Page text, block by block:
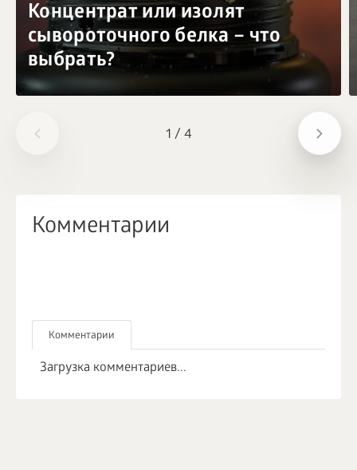
1 / 4
Концентрат или изолят
сывороточного белка – что
выбрать?
Комментарии
Комментарии
Загрузка комментариев...